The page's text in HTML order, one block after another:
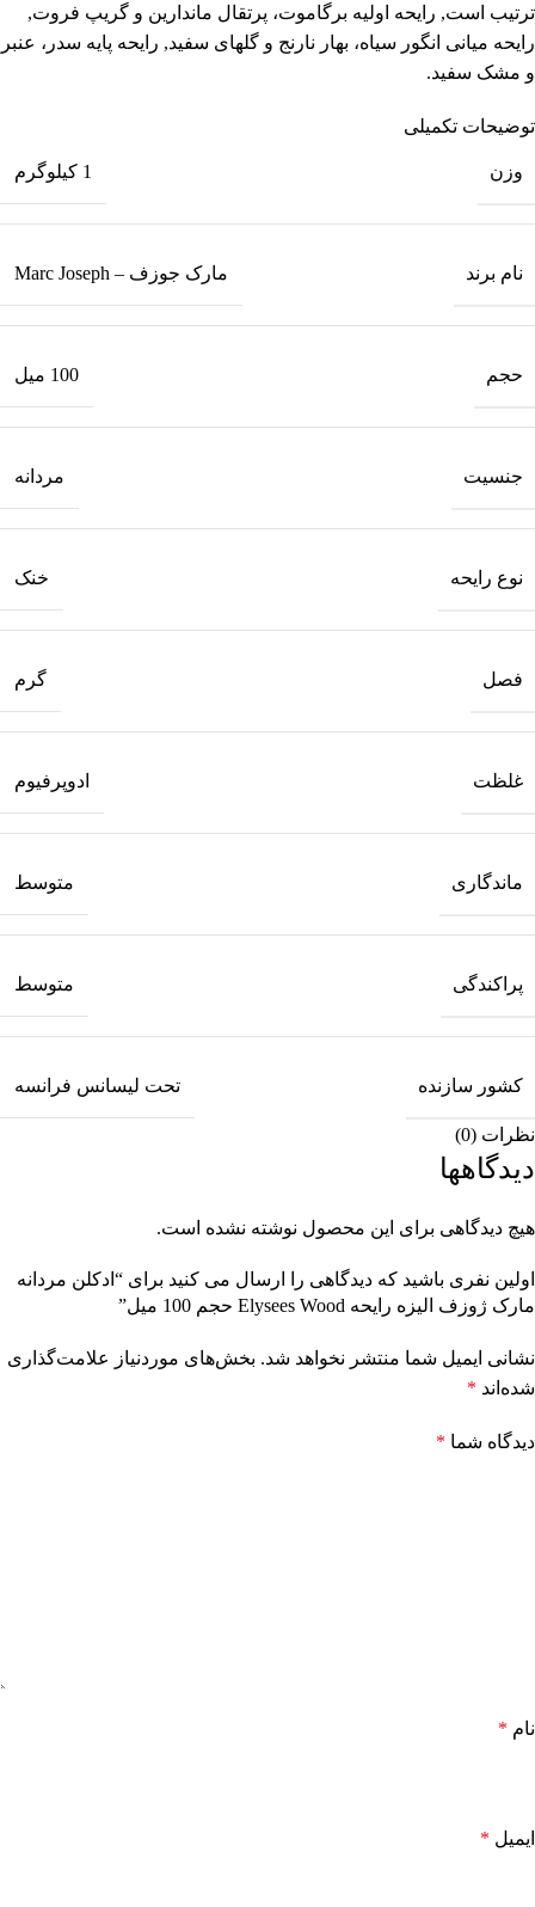
ترتیب است, رایحه اولیه برگاموت، پرتقال ماندارین و گریپ فروت,
رایحه میانی انگور سیاه، بهار نارنج و گلهای سفید, رایحه پایه سدر، عنبر
و مشک سفید.
توضیحات تکمیلی
وزن 1 کیلوگرم
نام برند مارک جوزف – Marc Joseph
حجم 100 میل
جنسیت مردانه
نوع رایحه خنک
فصل گرم
غلظت ادوپرفیوم
ماندگاری متوسط
پراکندگی متوسط
کشور سازنده تحت لیسانس فرانسه
نظرات (0)
دیدگاهها
هیچ دیدگاهی برای این محصول نوشته نشده است.
اولین نفری باشید که دیدگاهی را ارسال می کنید برای “ادکلن مردانه
مارک ژوزف الیزه رایحه Elysees Wood حجم 100 میل”
نشانی ایمیل شما منتشر نخواهد شد. بخش‌های موردنیاز علامت‌گذاری
شده‌اند *
دیدگاه شما *
نام *
ایمیل *